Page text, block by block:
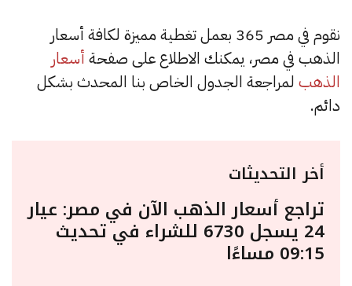
نقوم في مصر 365 بعمل تغطية مميزة لكافة أسعار
الذهب في مصر، يمكنك الاطلاع على صفحة أسعار
الذهب لمراجعة الجدول الخاص بنا المحدث بشكل
دائم.
أخر التحديثات
تراجع أسعار الذهب الآن في مصر: عيار
24 يسجل 6730 للشراء في تحديث
09:15 مساءًا